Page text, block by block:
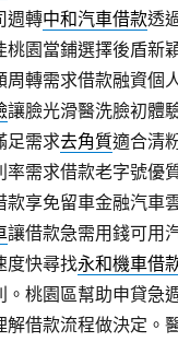
週轉中和汽車借款透
桃園當鋪選擇後盾新
周轉需求借款融資個
讓臉光滑醫洗臉初體
足需求去角質適合清
率需求借款老字號優
款享免留車金融汽車
讓借款急需用錢可用
度快尋找永和機車借
。桃園區幫助申貸急
解借款流程做決定。